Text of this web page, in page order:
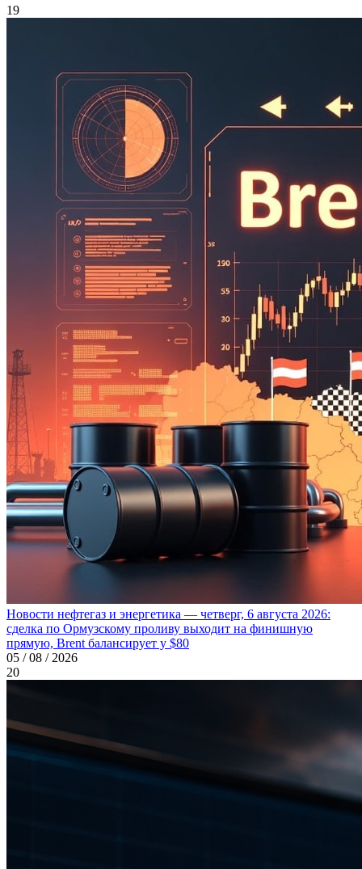
19
Новости нефтегаз и энергетика — четверг, 6 августа 2026:
сделка по Ормузскому проливу выходит на финишную
прямую, Brent балансирует у $80
05 / 08 / 2026
20